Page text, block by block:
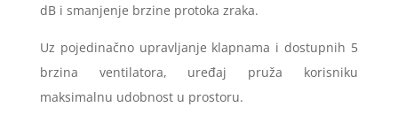
dB i smanjenje brzine protoka zraka.
Uz pojedinačno upravljanje klapnama i dostupnih 5
brzina ventilatora, uređaj pruža korisniku
maksimalnu udobnost u prostoru.